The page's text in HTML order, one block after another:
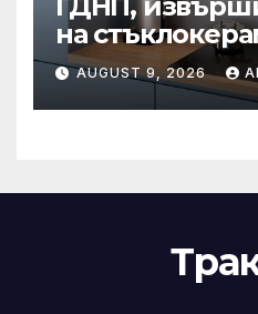
на
вградени
България
AUGUST 9, 2026